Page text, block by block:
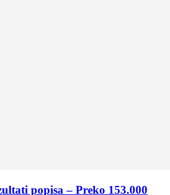
popisa – Preko 153.000